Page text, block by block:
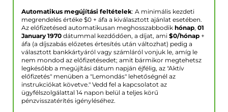
Automatikus megújítási feltételek: A minimális kezdeti
megrendelés értéke $0 + áfa a kiválasztott ajánlat esetében.
Az előfizetésed automatikusan meghosszabbodik hónap, 01
January 1970 dátummal kezdődően, a díjat, ami $0/hónap +
áfa (a díjszabás előzetes értesítés után változhat) pedig a
választott bankkártyáról vagy számláról vonjuk le, amíg le
nem mondod az előfizetésedet; amit bármikor megtehetsz
legkésőbb a megújítási dátum napján éjfélig, az "Aktív
előfizetés" menüben a "Lemondás" lehetőségnél az
instrukciókat követve." Vedd fel a kapcsolatot az
ügyfélszolgálattal 14 napon belül a teljes körű
pénzvisszatérítés igényléséhez.